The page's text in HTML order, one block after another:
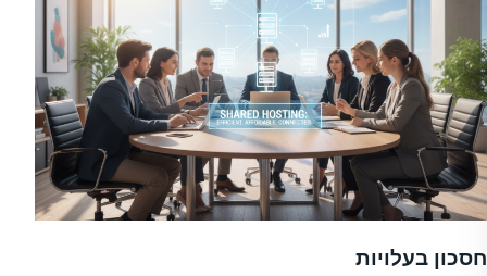
חסכון בעלויות